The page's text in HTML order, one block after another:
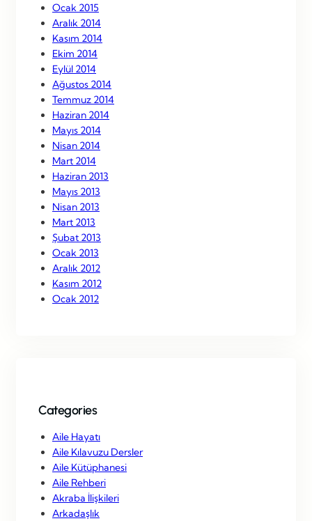
Ocak 2015
Aralık 2014
Kasım 2014
Ekim 2014
Eylül 2014
Ağustos 2014
Temmuz 2014
Haziran 2014
Mayıs 2014
Nisan 2014
Mart 2014
Haziran 2013
Mayıs 2013
Nisan 2013
Mart 2013
Şubat 2013
Ocak 2013
Aralık 2012
Kasım 2012
Ocak 2012
Categories
Aile Hayatı
Aile Kılavuzu Dersler
Aile Kütüphanesi
Aile Rehberi
Akraba İlişkileri
Arkadaşlık